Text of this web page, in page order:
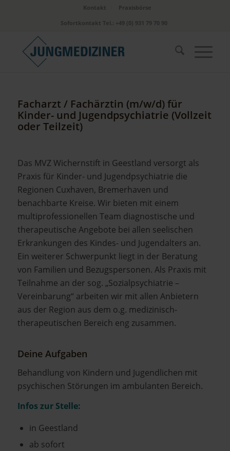
Kontakt
Praxisbörse
Sofortkontakt Tel.: +49 (0) 931 79 70 90
Facharzt / Fachärztin (m/w/d) für
Kinder- und Jugendpsychiatrie (Vollzeit
oder Teilzeit)
Das MVZ Wichernstift in Geestland versorgt als
Praxis für Kinder- und Jugendpsychiatrie die
Regionen Cuxhaven, Bremerhaven und
benachbarte Kreise. Wir bieten mit einem
multiprofessionellen Team diagnostische und
therapeutische Angebote bei allen seelischen
Erkrankungen des Kindes- und Jugendalters an.
Ein weiterer Schwerpunkt liegt in der Beratung
von Familien und Bezugspersonen. Als Praxis mit
Teilnahme an der sog. „Sozialpsychiatrie –
Vereinbarung“ arbeiten wir mit allen Anbietern
aus der Region aus dem o.g. medizinisch-
therapeutischen Bereich eng zusammen.
Deine Aufgaben
Behandlung von Kindern und Jugendlichen mit
psychischen Störungen im ambulanten Bereich.
Infos zur Stelle:
in Geestland
ab sofort